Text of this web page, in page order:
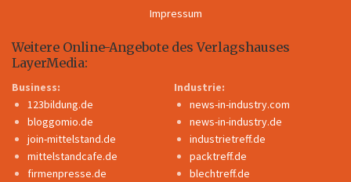
Impressum
Weitere Online-Angebote des Verlagshauses
LayerMedia:
Business:
123bildung.de
bloggomio.de
join-mittelstand.de
mittelstandcafe.de
firmenpresse.de
Industrie:
news-in-industry.com
news-in-industry.de
industrietreff.de
packtreff.de
blechtreff.de